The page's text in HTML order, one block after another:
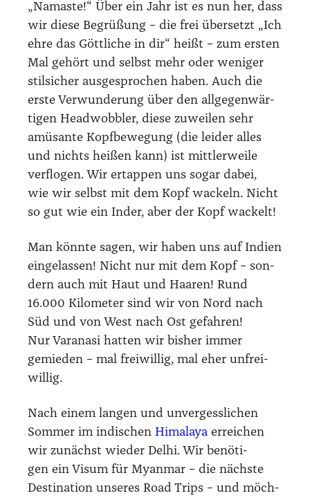
„Namas­te!“ Über ein Jahr ist es nun her, dass
wir die­se Begrü­ßung – die frei über­setzt „Ich
ehre das Gött­li­che in dir“ heißt – zum ers­ten
Mal gehört und selbst mehr oder weni­ger
stil­si­cher aus­ge­spro­chen haben. Auch die
ers­te Ver­wun­de­rung über den all­ge­gen­wär­
ti­gen Head­wob­bler, die­se zuwei­len sehr
amü­san­te Kopf­be­we­gung (die lei­der alles
und nichts hei­ßen kann) ist mitt­ler­wei­le
ver­flo­gen. Wir ertap­pen uns sogar dabei,
wie wir selbst mit dem Kopf wackeln. Nicht
so gut wie ein Inder, aber der Kopf wackelt!
Man könn­te sagen, wir haben uns auf Indi­en
ein­ge­las­sen! Nicht nur mit dem Kopf – son­
dern auch mit Haut und Haa­ren! Rund
16.000 Kilo­me­ter sind wir von Nord nach
Süd und von West nach Ost gefah­ren!
Nur Var­a­na­si hat­ten wir bis­her immer
gemie­den – mal frei­wil­lig, mal eher unfrei­
wil­lig.
Nach einem lan­gen und unver­gess­li­chen
Som­mer im indi­schen Hima­la­ya errei­chen
wir zunächst wie­der Delhi. Wir benö­ti­
gen ein Visum für Myan­mar – die nächs­te
Desti­na­ti­on unse­res Road Trips – und möch­